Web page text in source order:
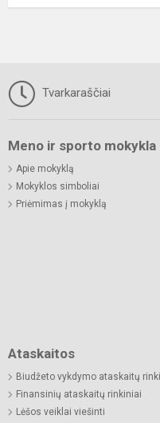
Tvarkaraščiai
Meno ir sporto mokykla
Apie mokyklą
Mokyklos simboliai
Priėmimas į mokyklą
Ataskaitos
Biudžeto vykdymo ataskaitų
Finansinių ataskaitų rinkiniai
Lėšos veiklai viešinti